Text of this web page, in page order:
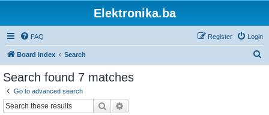
Elektronika.ba
FAQ Login
Register
Board index Search
Search found 7 matches
Go to advanced search
Search